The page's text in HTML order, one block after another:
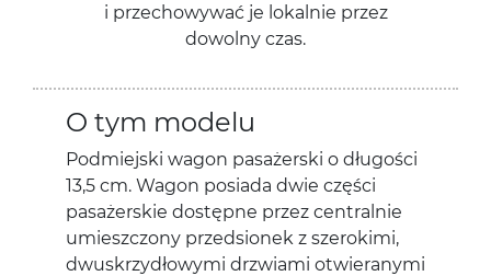
i przechowywać je lokalnie przez
dowolny czas.
O tym modelu
Podmiejski wagon pasażerski o długości
13,5 cm. Wagon posiada dwie części
pasażerskie dostępne przez centralnie
umieszczony przedsionek z szerokimi,
dwuskrzydłowymi drzwiami otwieranymi